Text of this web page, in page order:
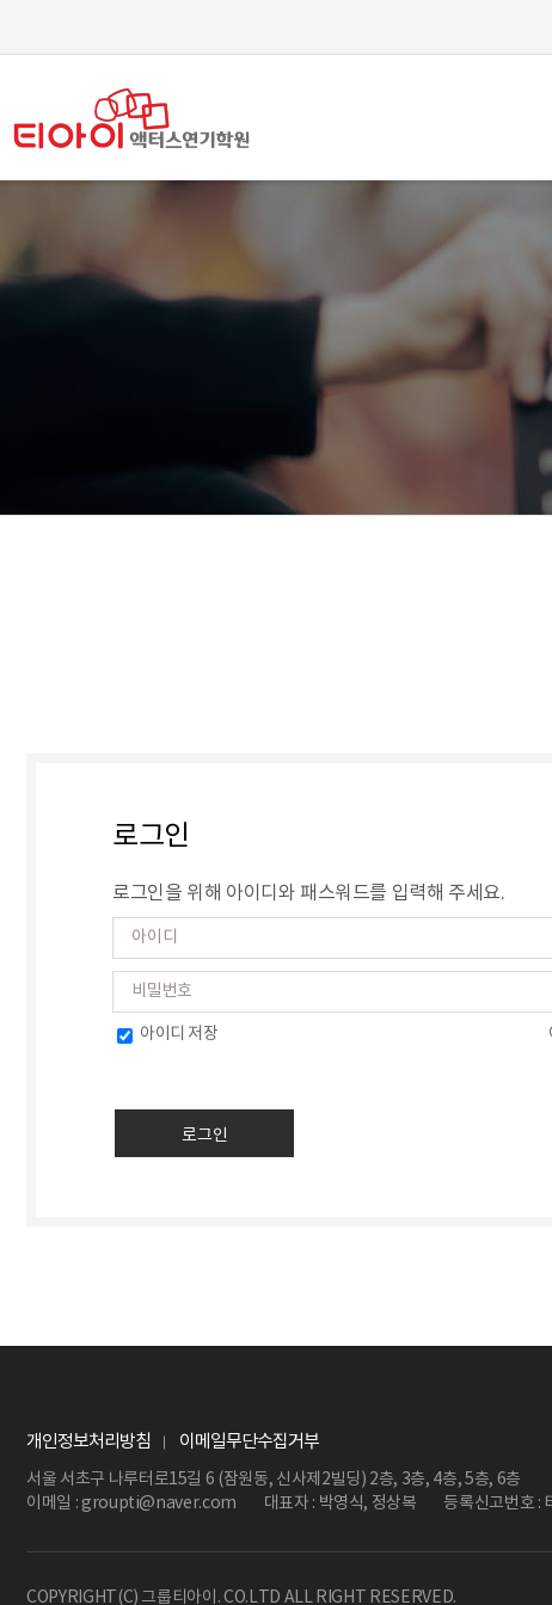
로그인
로그인을 위해 아이디와 패스워드를 입력해 주세요.
아이디 저장
개인정보처리방침 이메일무단수집거부
서울 서초구 나루터로15길 6 (잠원동, 신사제2빌딩) 2층, 3층, 4층, 5층, 6층
이메일 : groupti@naver.com
대표자 : 박영식, 정상복 등록신고번호 :
COPYRIGHT(C) 그룹티아이. CO.LTD ALL RIGHT RESERVED.